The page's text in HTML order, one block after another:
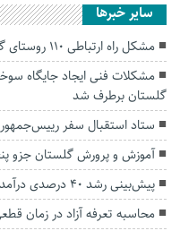
سایر خبرها
مشکل راه ارتباطی ۱۱۰ روستای گلستان با کار جهادی برطرف می‌شود.
مشکلات فنی ایجاد جایگاه
گلستان برطرف شد
ستاد استقبال سفر
آموزش و پرورش گلستان جزو
پیش‌بینی رشد ۴۰ درصدی درآمد بخش کشاورزی در گلستان
محاسبه تعرفه آزاد در زمان